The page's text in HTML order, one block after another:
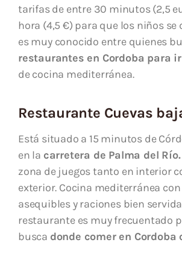
tarifas de entre 30 minutos (2,5
hora (4,5 €) para que los niños se
es muy conocido entre quienes
restaurantes en Cordoba para
de cocina mediterránea.
Restaurante Cuevas
Está situado a 15 minutos de
en la carretera de Palma del Río.
zona de juegos tanto en interior
exterior. Cocina mediterránea
asequibles y raciones bien
restaurante es muy frecuentado
busca donde comer en Cordoba